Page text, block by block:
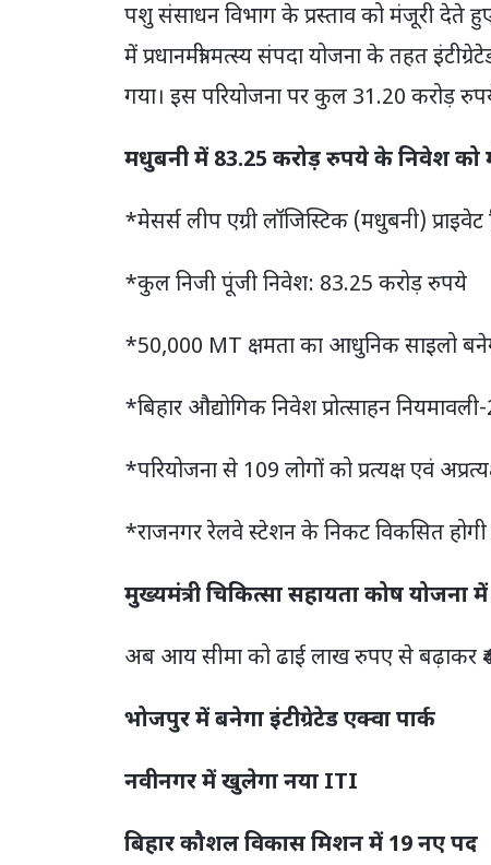
पशु संसाधन विभाग के प्रस्ताव को मंजूरी देते हुए
में प्रधानमंत्री मत्स्य संपदा योजना के तहत
गया। इस परियोजना पर कुल 31.20 करोड़
मधुबनी में 83.25 करोड़ रुपये के निवेश को
*मेसर्स लीप एग्री लॉजिस्टिक (मधुबनी)
*कुल निजी पूंजी निवेश: 83.25 करोड़ रुपये
*50,000 MT क्षमता का आधुनिक साइलो
*बिहार औद्योगिक निवेश प्रोत्साहन
*परियोजना से 109 लोगों को प्रत्यक्ष एवं
*राजनगर रेलवे स्टेशन के निकट विकसित
मुख्यमंत्री चिकित्सा सहायता कोष योजना
अब आय सीमा को ढाई लाख रुपए से बढ़ाकर
भोजपुर में बनेगा इंटीग्रेटेड एक्वा पार्क
नवीनगर में खुलेगा नया ITI
बिहार कौशल विकास मिशन में 19 नए पद